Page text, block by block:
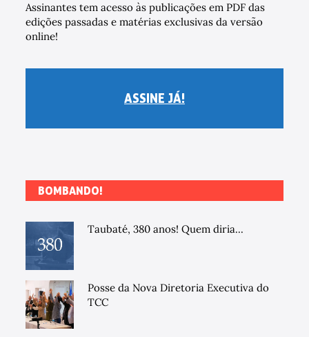
Assinantes tem acesso às publicações em PDF das
edições passadas e matérias exclusivas da versão
online!
ASSINE JÁ!
BOMBANDO!
Taubaté, 380 anos! Quem diria...
Posse da Nova Diretoria Executiva do
TCC